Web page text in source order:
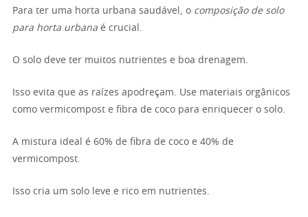
Para ter uma horta urbana saudável, o composição de solo
para horta urbana é crucial.
O solo deve ter muitos nutrientes e boa drenagem.
Isso evita que as raízes apodreçam. Use materiais orgânicos
como vermicompost e fibra de coco para enriquecer o solo.
A mistura ideal é 60% de fibra de coco e 40% de
vermicompost.
Isso cria um solo leve e rico em nutrientes.